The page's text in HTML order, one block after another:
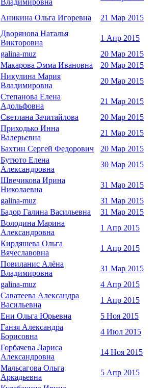
Владимировна
Аникина Ольга Игоревна 21 Мар 2015
Дворянова Наталья
Викторовна
1 Апр 2015
galina-muz
20 Мар 2015
Макарова Эмма Ивановна
20 Мар 2015
Никулина Мария
Владимировна
20 Мар 2015
Степанова Елена
Адольфовна
21 Мар 2015
Светлана Зачитайлова
20 Мар 2015
Приходько Инна
Валерьевна
21 Мар 2015
Бахтин Сергей Федорович
20 Мар 2015
Бутюто Елена
Александровна
30 Мар 2015
Швечикова Ирина
Николаевна
31 Мар 2015
galina-muz
31 Мар 2015
Бадор Галина Васильевна
31 Мар 2015
Володина Марина
Александровна
1 Апр 2015
Кирдяшева Ольга
Вячеславовна
1 Апр 2015
Повиланис Алёна
Владимировна
31 Мар 2015
galina-muz
4 Апр 2015
Саватеева Александра
Васильевна
1 Апр 2015
Ени Ольга Юрьевна
5 Ноя 2015
Ганзя Александра
Борисовна
4 Июл 2015
Горбачева Лариса
Александровна
14 Ноя 2015
Мальсагова Ольга
Аркадьевна
5 Апр 2015